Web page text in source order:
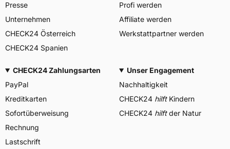
Presse
Unternehmen
CHECK24 Österreich
CHECK24 Spanien
Profi werden
Affiliate werden
Werkstattpartner werden
CHECK24 Zahlungsarten
PayPal
Kreditkarten
Sofortüberweisung
Rechnung
Lastschrift
Unser Engagement
Nachhaltigkeit
CHECK24 hilftKindern
CHECK24 hilftder Natur